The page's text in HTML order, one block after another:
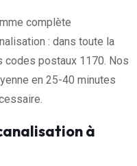
complète
: dans toute la
codes postaux 1170. Nos
en 25-40 minutes
à